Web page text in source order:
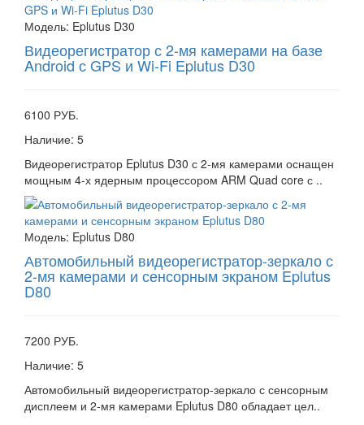
Модель: Eplutus D30
Видеорегистратор с 2-мя камерами на базе
Android с GPS и Wi-Fi Eplutus D30
6100 РУБ.
Наличие: 5
Видеорегистратор Eplutus D30 с 2-мя камерами оснащен
мощным 4-х ядерным процессором ARM Quad core с ..
Модель: Eplutus D80
Автомобильный видеорегистратор-зеркало с
2-мя камерами и сенсорным экраном Eplutus
D80
7200 РУБ.
Наличие: 5
Автомобильный видеорегистратор-зеркало с сенсорным
дисплеем и 2-мя камерами Eplutus D80 обладает цел..